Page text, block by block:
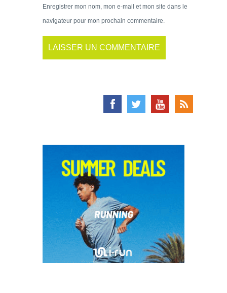
Enregistrer mon nom, mon e-mail et mon site dans le
navigateur pour mon prochain commentaire.